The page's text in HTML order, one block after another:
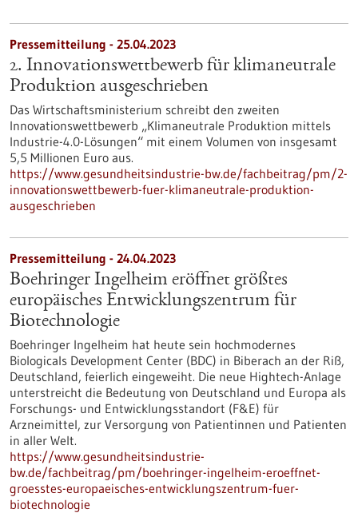
Pressemitteilung - 25.04.2023
2. Innovationswettbewerb für klimaneutrale
Produktion ausgeschrieben
Das Wirtschaftsministerium schreibt den zweiten
Innovationswettbewerb „Klimaneutrale Produktion mittels
Industrie-4.0-Lösungen“ mit einem Volumen von insgesamt
5,5 Millionen Euro aus.
https://www.gesundheitsindustrie-bw.de/fachbeitrag/pm/2-
innovationswettbewerb-fuer-klimaneutrale-produktion-
ausgeschrieben
Pressemitteilung - 24.04.2023
Boehringer Ingelheim eröffnet größtes
europäisches Entwicklungszentrum für
Biotechnologie
Boehringer Ingelheim hat heute sein hochmodernes
Biologicals Development Center (BDC) in Biberach an der Riß,
Deutschland, feierlich eingeweiht. Die neue Hightech-Anlage
unterstreicht die Bedeutung von Deutschland und Europa als
Forschungs- und Entwicklungsstandort (F&E) für
Arzneimittel, zur Versorgung von Patientinnen und Patienten
in aller Welt.
https://www.gesundheitsindustrie-
bw.de/fachbeitrag/pm/boehringer-ingelheim-eroeffnet-
groesstes-europaeisches-entwicklungszentrum-fuer-
biotechnologie